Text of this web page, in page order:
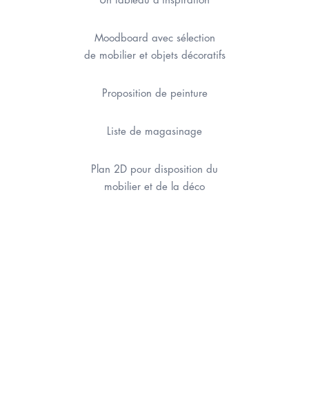
Moodboard avec sélection
de mobilier et objets décoratifs
Proposition de peinture
Liste de magasinage
Plan 2D pour disposition du
mobilier et de la déco